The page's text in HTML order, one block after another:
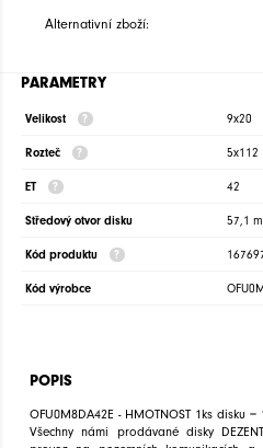
Alternativní zboží:
PARAMETRY
Velikost 9x20
Rozteč 5x112
ET 42
Středový otvor disku 57,1
Kód produktu
Kód výrobce
POPIS
OFU0M8DA42E - HMOTNOST 1ks disku =
Všechny námi prodávané disky